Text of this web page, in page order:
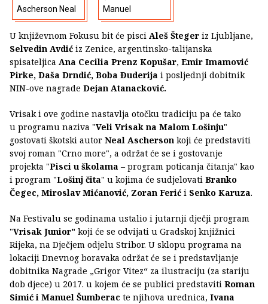
Ascherson Neal
Manuel
U književnom Fokusu bit će pisci Aleš Šteger iz Ljubljane,
Selvedin Avdić iz Zenice, argentinsko-talijanska
spisateljica Ana Cecilia Prenz Kopušar, Emir Imamović
Pirke, Daša Drndić, Boba Đuderija i posljednji dobitnik
NIN-ove nagrade Dejan Atanacković.
Vrisak i ove godine nastavlja otočku tradiciju pa će tako
u programu naziva "Veli Vrisak na Malom Lošinju"
gostovati škotski autor Neal Ascherson koji će predstaviti
svoj roman "Crno more", a održat će se i gostovanje
projekta "Pisci u školama – program poticanja čitanja" kao
i program "Lošinj čita" u kojima će sudjelovati Branko
Čegec, Miroslav Mićanović, Zoran Ferić i Senko Karuza.
Na Festivalu se godinama ustalio i jutarnji dječji program
"Vrisak Junior" koji će se odvijati u Gradskoj knjižnici
Rijeka, na Dječjem odjelu Stribor. U sklopu programa na
lokaciji Dnevnog boravaka održat će se i predstavljanje
dobitnika Nagrade „Grigor Vitez“ za ilustraciju (za stariju
dob djece) u 2017. u kojem će se publici predstaviti Roman
Simić i Manuel Šumberac te njihova urednica, Ivana